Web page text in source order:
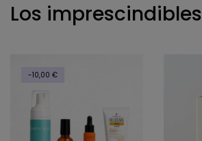
Los imprescindibles
-10,00 €